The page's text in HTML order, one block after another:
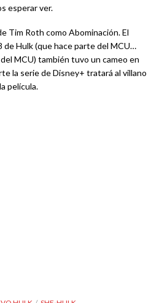
esperar ver.
Tim Roth como Abominación. El
de Hulk (que hace parte del MCU…
MCU) también tuvo un cameo en
la serie de Disney+ tratará al villano
película.